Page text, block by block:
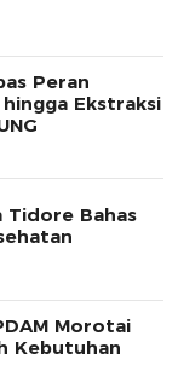
Peran
Ekstraksi
Tidore Bahas
Morotai
Kebutuhan